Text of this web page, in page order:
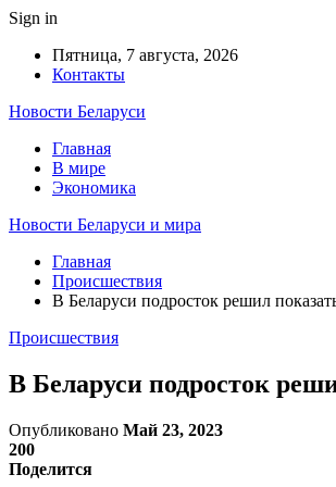
Sign in
Пятница, 7 августа, 2026
Контакты
Новости Беларуси
Главная
В мире
Экономика
Новости Беларуси и мира
Главная
Происшествия
В Беларуси подросток решил
Происшествия
В Беларуси подросток
Опубликовано Май 23, 2023
200
Поделится